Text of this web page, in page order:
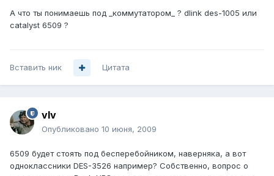
А что ты понимаешь под _коммутатором_ ? dlink des-1005 или
catalyst 6509 ?
Вставить ник Цитата
vIv
Опубликовано 10 июня, 2009
6509 будет стоять под бесперебойником, наверняка, а вот
одноклассники DES-3526 например? Собственно, вопрос о